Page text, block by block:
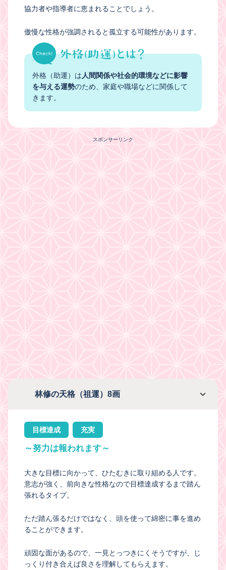
協力者や指導者に恵まれることでしょう。
傲慢な性格が強調されると孤立する可能性があります。
外格（助運）は人間関係や社会的環境などに影響
を与える運勢のため、家庭や職場などに関係して
きます。
スポンサーリンク
林修の天格（祖運）8画
目標達成 充実
～努力は報われます～
大きな目標に向かって、ひたむきに取り組める人です。
意志が強く、前向きな性格なので目標達成するまで踏ん
張れるタイプ。
ただ踏ん張るだけではなく、頭を使って綿密に事を進め
ることができます。
頑固な面があるので、一見とっつきにくそうですが、じ
っくり付き合えば良さを理解してもらえます。